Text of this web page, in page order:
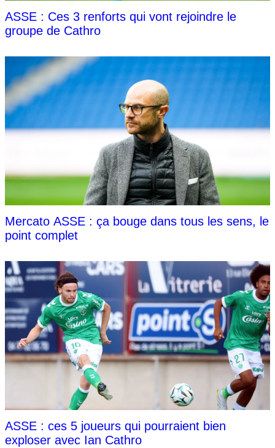
ASSE : Ces 3 renforts qui vont rejoindre le
groupe de Cathro
Mercato ASSE : ça bouge dans tous les sens, le
point complet
ASSE : ces 5 joueurs qui pourraient bien
exploser avec Ian Cathro